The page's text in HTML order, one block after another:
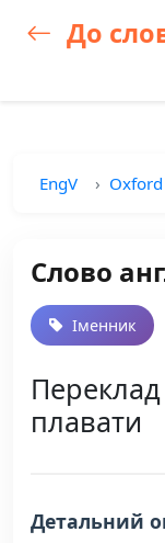
До
EngV
Слово
Іменник
плавати
Детальний